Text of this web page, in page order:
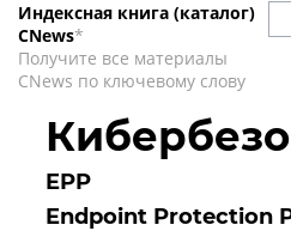
Индексная книга (каталог)
CNews*
Получите все материалы
CNews по ключевому слову
EPP
Endpoint Protection